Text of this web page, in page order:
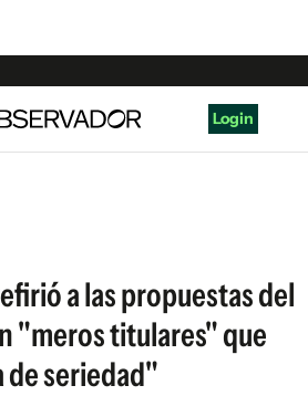
Login
a las propuestas del
"meros titulares" que
seriedad"